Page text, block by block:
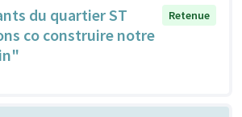
du quartier ST
co construire notre
Retenue